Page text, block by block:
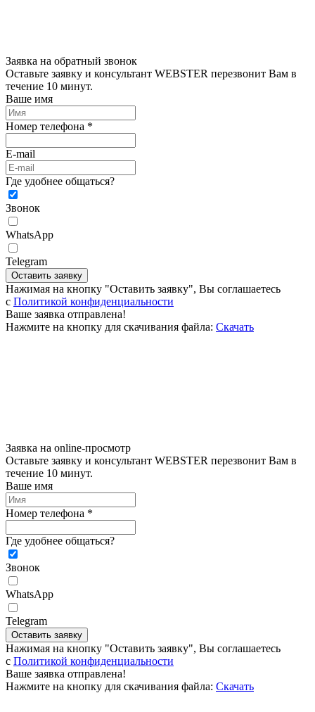
Заявка на обратный звонок
Оставьте заявку и консультант WEBSTER перезвонит Вам в
течение 10 минут.
Ваше имя
Номер телефона *
E-mail
Где удобнее общаться?
Звонок
WhatsApp
Telegram
Оставить заявку
Нажимая на кнопку "Оставить заявку", Вы соглашаетесь
c Политикой конфиденциальности
Ваше заявка отправлена!
Нажмите на кнопку для скачивания файла: Скачать
Заявка на online-просмотр
Оставьте заявку и консультант WEBSTER перезвонит Вам в
течение 10 минут.
Ваше имя
Номер телефона *
Где удобнее общаться?
Звонок
WhatsApp
Telegram
Оставить заявку
Нажимая на кнопку "Оставить заявку", Вы соглашаетесь
c Политикой конфиденциальности
Ваше заявка отправлена!
Нажмите на кнопку для скачивания файла: Скачать